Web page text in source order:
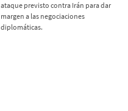
ataque previsto contra Irán para dar
margen a las negociaciones
diplomáticas.